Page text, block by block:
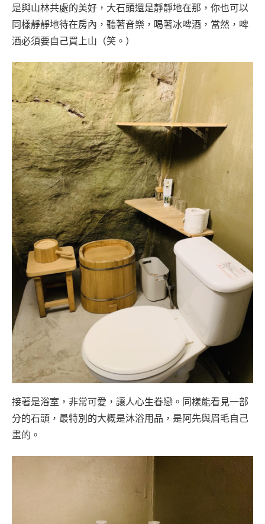
是與山林共處的美好，大石頭還是靜靜地在那，你也可以
同樣靜靜地待在房內，聽著音樂，喝著冰啤酒，當然，啤
酒必須要自己買上山（笑。）
接著是浴室，非常可愛，讓人心生眷戀。同樣能看見一部
分的石頭，最特別的大概是沐浴用品，是阿先與眉毛自己
畫的。